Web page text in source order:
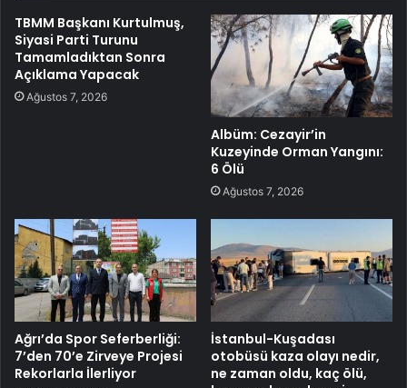
TBMM Başkanı Kurtulmuş,
Siyasi Parti Turunu
Tamamladıktan Sonra
Açıklama Yapacak
Ağustos 7, 2026
Albüm: Cezayir’in
Kuzeyinde Orman Yangını:
6 Ölü
Ağustos 7, 2026
Ağrı’da Spor Seferberliği:
7’den 70’e Zirveye Projesi
Rekorlarla İlerliyor
İstanbul-Kuşadası
otobüsü kaza olayı nedir,
ne zaman oldu, kaç ölü,